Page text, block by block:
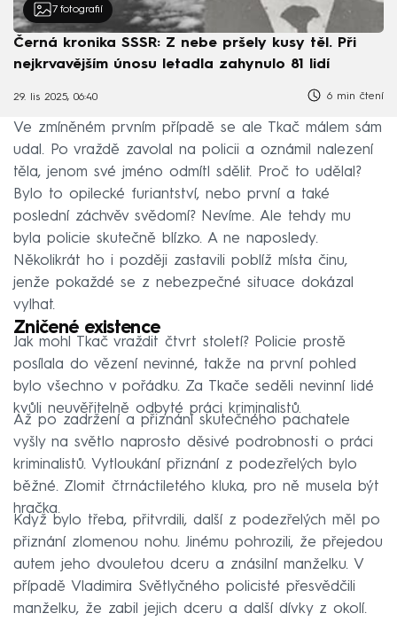
7 fotografií
Černá kronika SSSR: Z nebe pršely kusy těl. Při
nejkrvavějším únosu letadla zahynulo 81 lidí
29. lis 2025, 06:40 6 min čtení
Ve zmíněném prvním případě se ale Tkač málem sám
udal. Po vraždě zavolal na policii a oznámil nalezení
těla, jenom své jméno odmítl sdělit. Proč to udělal?
Bylo to opilecké furiantství, nebo první a také
poslední záchvěv svědomí? Nevíme. Ale tehdy mu
byla policie skutečně blízko. A ne naposledy.
Několikrát ho i později zastavili poblíž místa činu,
jenže pokaždé se z nebezpečné situace dokázal
vylhat.
Zničené existence
Jak mohl Tkač vraždit čtvrt století? Policie prostě
posílala do vězení nevinné, takže na první pohled
bylo všechno v pořádku. Za Tkače seděli nevinní lidé
kvůli neuvěřitelně odbyté práci kriminalistů.
Až po zadržení a přiznání skutečného pachatele
vyšly na světlo naprosto děsivé podrobnosti o práci
kriminalistů. Vytloukání přiznání z podezřelých bylo
běžné. Zlomit čtrnáctiletého kluka, pro ně musela být
hračka.
Když bylo třeba, přitvrdili, další z podezřelých měl po
přiznání zlomenou nohu. Jinému pohrozili, že přejedou
autem jeho dvouletou dceru a znásilní manželku. V
případě Vladimira Světlyčného policisté přesvědčili
manželku, že zabil jejich dceru a další dívky z okolí.